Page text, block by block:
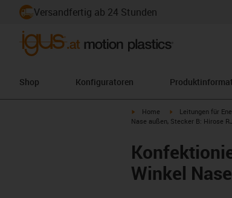
Versandfertig ab 24 Stunden
Shop Konfiguratoren
igus-icon-arrow-right
Home igus-icon-arrow-
Leitungen für
Nase außen, Stecker B: Hirose
Winkel